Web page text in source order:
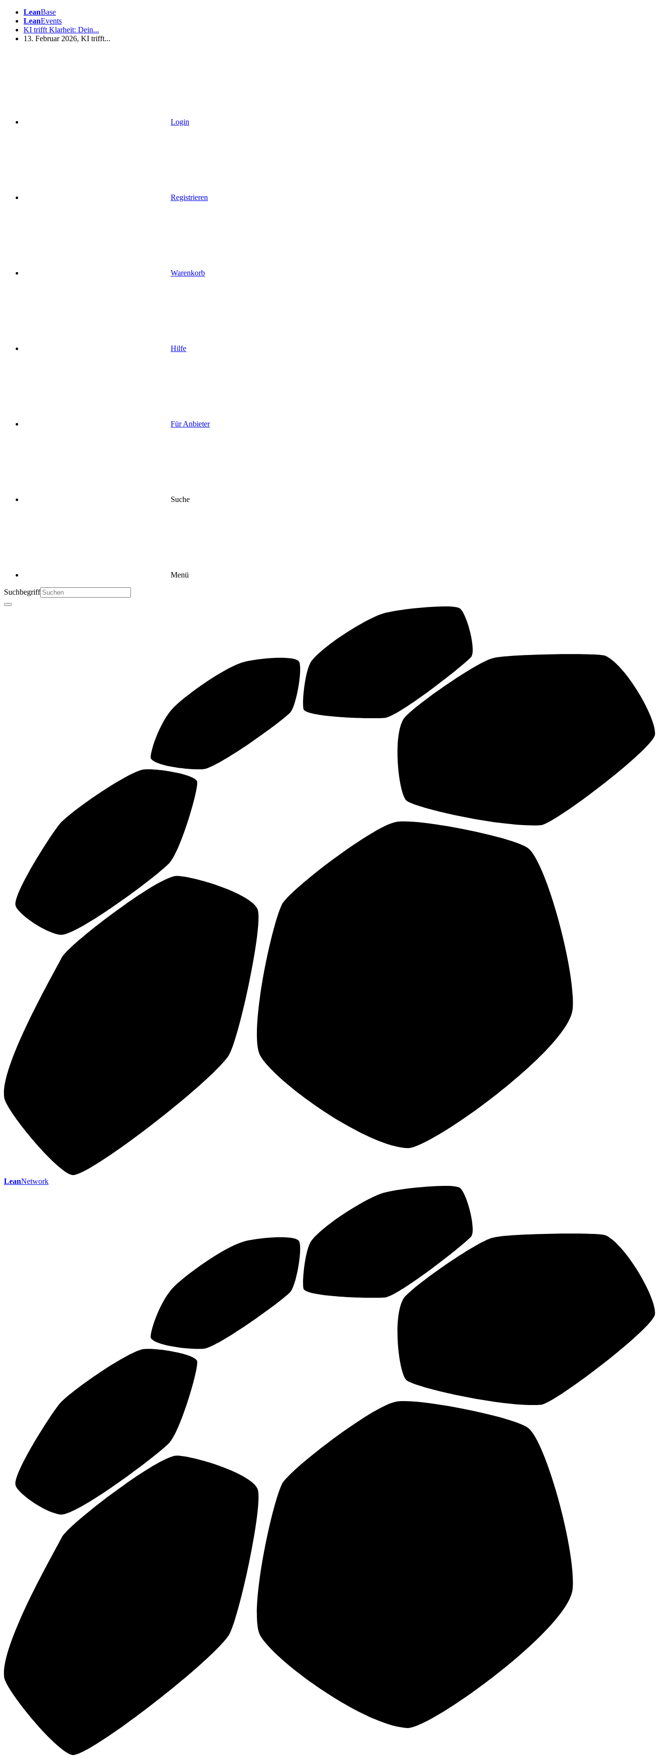
LeanBase
LeanEvents
KI trifft Klarheit: Dein...
13. Februar 2026, KI trifft...
Login
Registrieren
Warenkorb
Hilfe
Für Anbieter
Suche
Menü
Suchbegriff
LeanNetwork